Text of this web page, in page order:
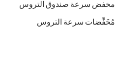
مخفض سرعة صندوق التروس
مُخَفِّضات سرعة التروس